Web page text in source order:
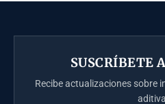
SUSCRÍBETE
Recibe actualizaciones sobre